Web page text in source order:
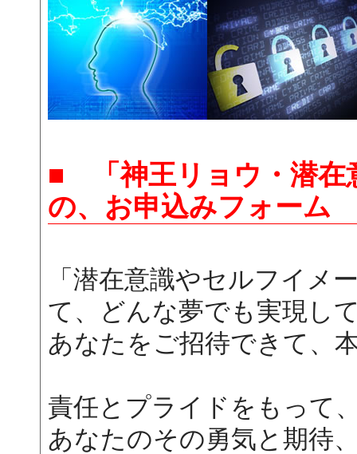
■ 「神王リョウ・潜在
の、お申込みフォーム
「潜在意識やセルフイメ
て、どんな夢でも実現し
あなたをご招待できて、
責任とプライドをもって
あなたのその勇気と期待